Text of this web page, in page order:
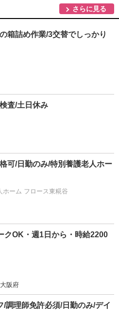
さらに見る
箱詰め作業/3交替でしっかり
査/土日休み
可/日勤のみ/特別養護老人ホー
ホーム フロース東糀谷
クOK・週1日から・時給2200
阪府
/調理師免許必須/日勤のみ/デイ